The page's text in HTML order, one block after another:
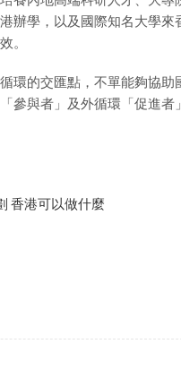
辦學，以及國際知名大學
。
環的交匯點，不單能夠協
參與者」及外循環「促進
香港可以做什麼